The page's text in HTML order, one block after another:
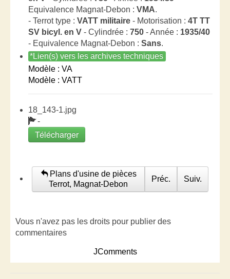
Equivalence Magnat-Debon : VMA.
- Terrot type : VATT militaire - Motorisation : 4T TT
SV bicyl. en V - Cylindrée : 750 - Année : 1935/40
- Equivalence Magnat-Debon : Sans.
*Lien(s) vers les archives techniques
Modèle : VA
Modèle : VATT
18_143-1.jpg
-
Télécharger
Plans d'usine de pièces
Terrot, Magnat-Debon
Préc. Suiv.
Vous n'avez pas les droits pour publier des
commentaires
JComments